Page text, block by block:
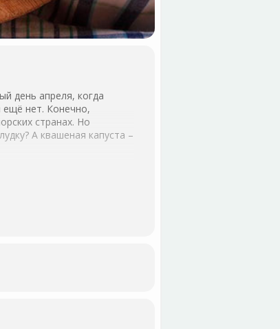
день апреля, когда
ещё нет. Конечно,
странах. Но
А квашеная капуста –